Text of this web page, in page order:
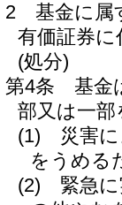
2
基金に属
有価証券
(処分)
第4条
基金
部又は一
(1)
災害
をうめる
(2)
緊急